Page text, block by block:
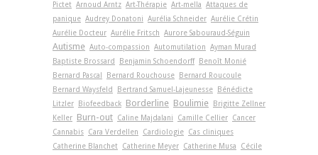
Pictet Arnoud Arntz Art-Thérapie Art-­mella Attaques de
panique Audrey Donatoni Aurélia Schneider Aurélie Crétin
Aurélie Docteur Aurélie Fritsch Aurore Sabouraud-Séguin
Autisme Auto-compassion Automutilation Ayman Murad
Baptiste Brossard
Benjamin Schoendorff
Benoît Monié
Bernard Pascal
Bernard Rouchouse
Bernard Roucoule
Bernard Waysfeld
Bertrand Samuel-Lajeunesse
Bénédicte
Litzler
Biofeedback Borderline Boulimie
Brigitte Zellner
Keller Burn-out Caline Majdalani Camille Cellier Cancer
Cannabis Cara Verdellen Cardiologie Cas cliniques
Catherine Blanchet Catherine Meyer Catherine Musa
Cécile